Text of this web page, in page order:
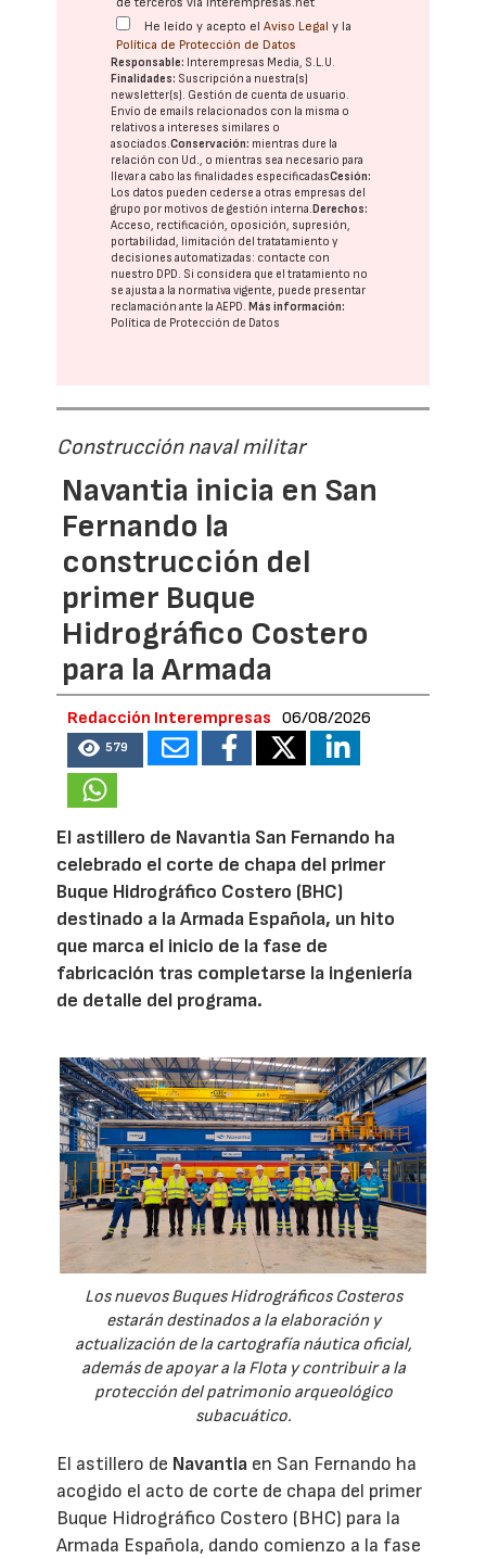
He leído y acepto elAviso Legal y la
Política de Protección de Datos
Responsable: Interempresas Media, S.L.U.
Finalidades: Suscripción a nuestra(s)
newsletter(s). Gestión de cuenta de usuario.
Envío de emails relacionados con la misma o
relativos a intereses similares o
asociados.Conservación: mientras dure la
relación con Ud., o mientras sea necesario para
llevar a cabo las finalidades especificadasCesión:
Los datos pueden cederse a otras empresas del
grupo por motivos de gestión interna. Derechos:
Acceso, rectificación, oposición, supresión,
portabilidad, limitación del tratatamiento y
decisiones automatizadas: contacte con
nuestro DPD. Si considera que el tratamiento no
se ajusta a la normativa vigente, puede presentar
reclamación ante laAEPD. Más información:
Política de Protección de Datos
Construcción naval militar
Navantia inicia en San
Fernando la
construcción del
primer Buque
Hidrográfico Costero
para la Armada
Redacción Interempresas 06/08/2026
579
El astillero de Navantia San Fernando ha
celebrado el corte de chapa del primer
Buque Hidrográfico Costero (BHC)
destinado a la Armada Española, un hito
que marca el inicio de la fase de
fabricación tras completarse la ingeniería
de detalle del programa.
Los nuevos Buques Hidrográficos Costeros
estarán destinados a la elaboración y
actualización de la cartografía náutica oficial,
además de apoyar a la Flota y contribuir a la
protección del patrimonio arqueológico
subacuático.
El astillero de Navantia en San Fernando ha
acogido el acto de corte de chapa del primer
Buque Hidrográfico Costero (BHC) para la
Armada Española, dando comienzo a la fase